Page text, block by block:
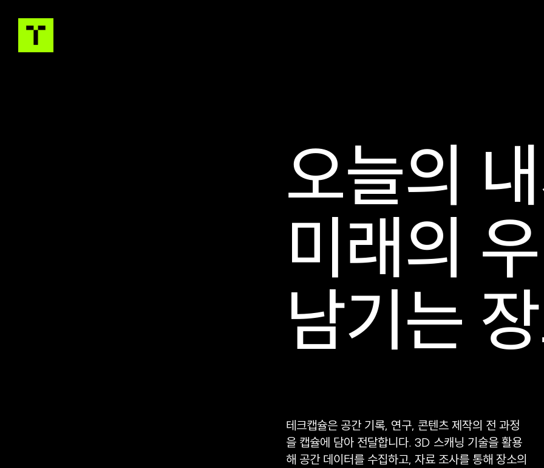
오늘의
미래의
남기는
테크캡슐은 공간 기록, 연구, 콘텐츠 제작의 전 과정
을 캡슐에 담아 전달합니다. 3D 스캐닝 기술을 활용
해 공간 데이터를 수집하고, 자료 조사를 통해 장소의